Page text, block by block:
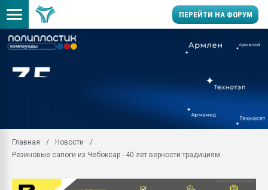
ПЕРЕЙТИ НА ФОРУМ
заводу пластмасс"
Подмосковье, Москва
Главная
Новости
Резиновые сапоги из Чебоксар - 40 лет верности традициям